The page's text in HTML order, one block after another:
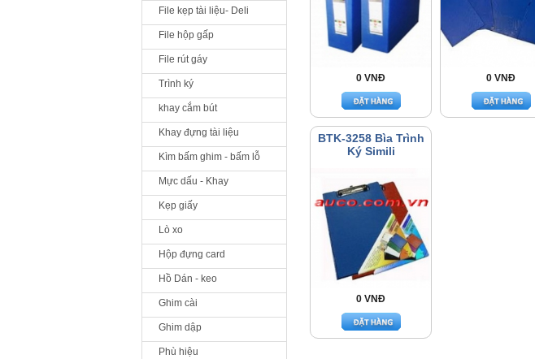
File kẹp tài liệu- Deli
File hộp gấp
File rút gáy
Trình ký
khay cắm bút
Khay đựng tài liệu
Kìm bấm ghim - bấm lỗ
Mực dấu - Khay
Kẹp giấy
Lò xo
Hộp đựng card
Hồ Dán - keo
Ghim cài
Ghim dập
Phù hiệu
0 VNĐ 0 VNĐ
BTK-3258 Bìa Trình
Ký Simili
0 VNĐ